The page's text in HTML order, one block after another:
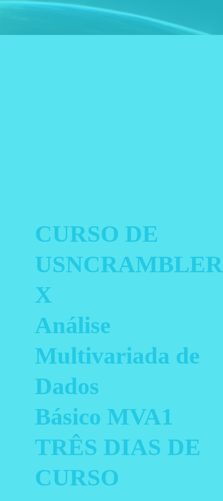
CURSO DE
USNCRAMBLER
X
Análise
Multivariada de
Dados
Básico MVA1
TRÊS DIAS DE
CURSO